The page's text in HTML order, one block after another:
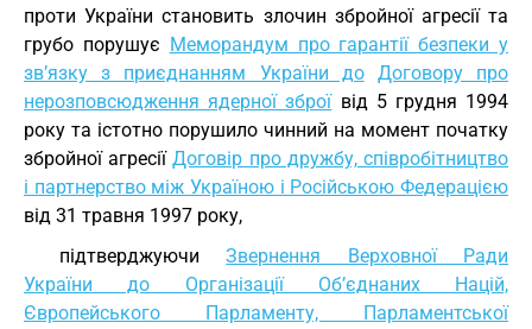
проти України становить злочин збройної агресії та
грубо порушує Меморандум про гарантії безпеки у
зв’язку з приєднанням України до Договору про
нерозповсюдження ядерної зброївід 5 грудня 1994
року та істотно порушило чинний на момент початку
збройної агресіїДоговір про дружбу, співробітництво
і партнерство між Україною і Російською Федерацією
від 31 травня 1997 року,
підтверджуючиЗвернення Верховної Ради
України до Організації Об’єднаних Націй,
Європейського Парламенту, Парламентської